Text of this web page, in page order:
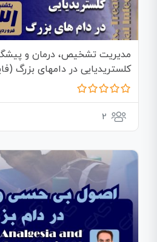
مدیریت تشخیص، درمان و
کلستریدیایی در دامهای بزرگ
2